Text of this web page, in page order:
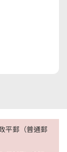
平郵（普通郵